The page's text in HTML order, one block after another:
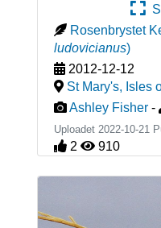
Rosenbrystet
ludovicianus)
2012-12-12
St Mary's, Isles
Ashley Fisher -
Uploadet 2022-10-21
2 910